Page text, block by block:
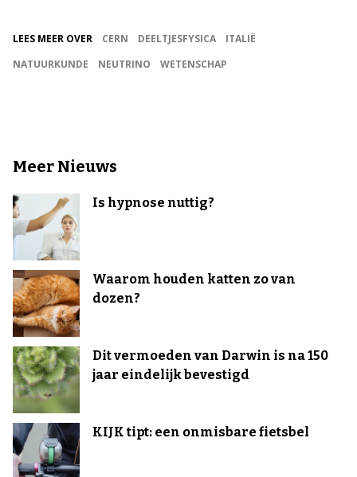
LEES MEER OVER CERN DEELTJESFYSICA
ITALIË
NATUURKUNDE
NEUTRINO WETENSCHAP
Meer Nieuws
Is hypnose nuttig?
Waarom houden katten zo van
dozen?
Dit vermoeden van Darwin is na 150
jaar eindelijk bevestigd
KIJK tipt: een onmisbare fietsbel